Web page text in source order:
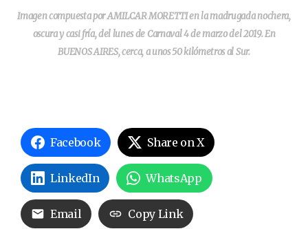
Imagen compuesta por AMILCAR MORETTI en la madrugada nochera,
oscura y casi fría, del lunes de Carnaval 4 de marzo del 2019. En
BUENOS AIRES, cerca, a unos 50 kilómetros al Sur.
Facebook Share on X
LinkedIn WhatsApp
Email Copy Link